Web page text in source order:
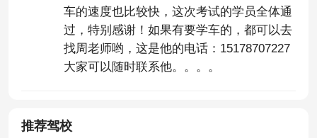
车的速度也比较快，这次考试的学员全体通
过，特别感谢！如果有要学车的，都可以去
找周老师哟，这是他的电话：15178707227
大家可以随时联系他。。。。
推荐驾校